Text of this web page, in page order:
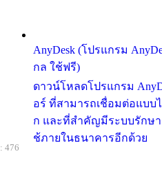
AnyDesk (โปรแกรม
กล ใช้ฟรี)
ดาวน์โหลดโปรแกรม
อร์ ที่สามารถเชื่อมต่อแบบ
ก และที่สำคัญมีระบบรักษ
ช้ภายในธนาคารอีกด้วย
476